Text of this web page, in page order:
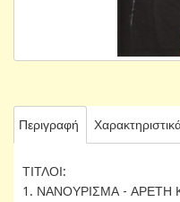
Περιγραφή
ΤΙΤΛΟΙ:
1. ΝΑΝΟΥΡΙΣΜΑ - ΑΡΕΤΗ